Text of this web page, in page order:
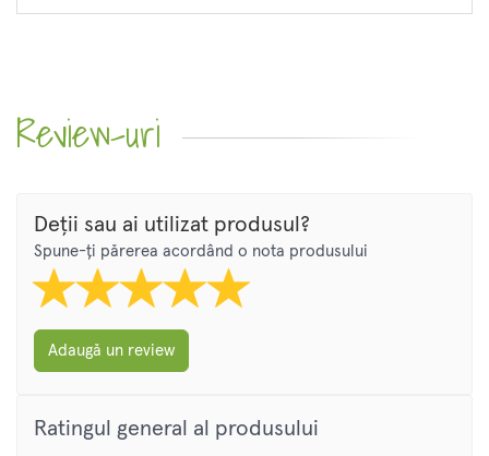
Review-uri
Deții sau ai utilizat produsul?
Spune-ți părerea acordând o nota produsului
Adaugă un review
Ratingul general al produsului